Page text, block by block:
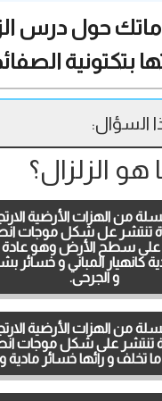
حول درس
بتكتونية
السؤال:
هو الزلزال؟
من الهزات الأرضية
لثواني معدودة تنتشر
على سطح الأرض وهو
خسائر مادية كانهيار المباني و
و الجرحى.
من الهزات الأرضية
لثواني معدودة تنتشر على شكل
ما تخلف و رائها خسائر مادية